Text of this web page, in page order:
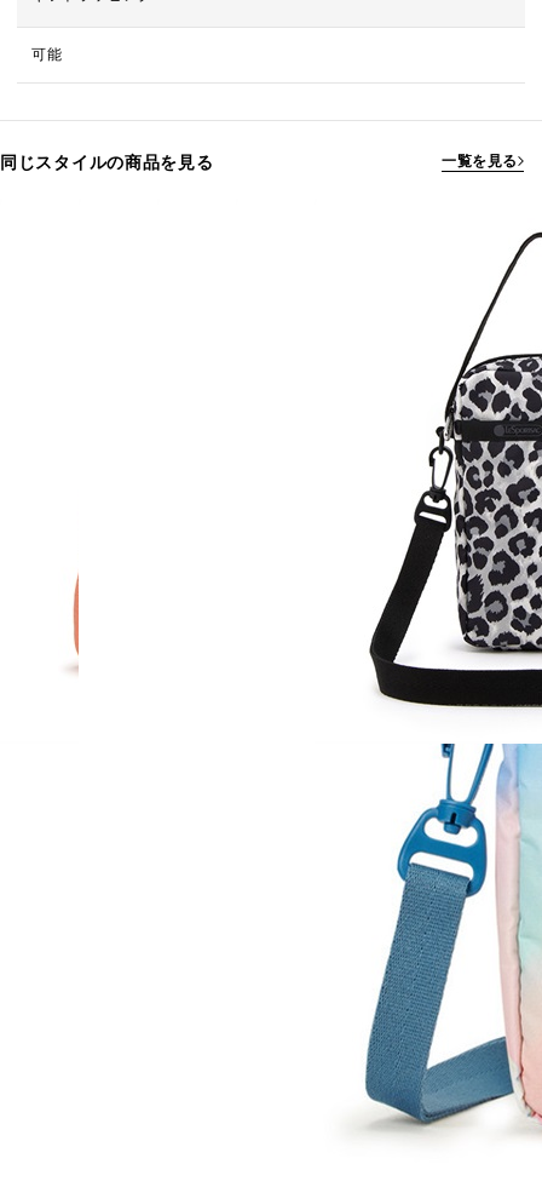
可能
同じスタイルの商品を見る 一覧を見る